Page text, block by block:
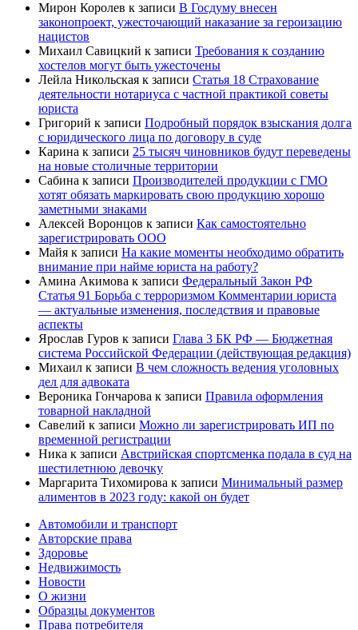
Мирон Королев к записи В Госдуму внесен
законопроект, ужесточающий наказание за героизацию
нацистов
Михаил Савицкий к записи Требования к созданию
хостелов могут быть ужесточены
Лейла Никольская к записи Статья 18 Страхование
деятельности нотариуса с частной практикой советы
юриста
Григорий к записи Подробный порядок взыскания долга
с юридического лица по договору в суде
Карина к записи 25 тысяч чиновников будут переведены
на новые столичные территории
Сабина к записи Производителей продукции с ГМО
хотят обязать маркировать свою продукцию хорошо
заметными знаками
Алексей Воронцов к записи Как самостоятельно
зарегистрировать ООО
Майя к записи На какие моменты необходимо обратить
внимание при найме юриста на работу?
Амина Акимова к записи Федеральный Закон РФ
Статья 91 Борьба с терроризмом Комментарии юриста
— актуальные изменения, последствия и правовые
аспекты
Ярослав Гуров к записи Глава 3 БК РФ — Бюджетная
система Российской Федерации (действующая редакция)
Михаил к записи В чем сложность ведения уголовных
дел для адвоката
Вероника Гончарова к записи Правила оформления
товарной накладной
Савелий к записи Можно ли зарегистрировать ИП по
временной регистрации
Ника к записи Австрийская спортсменка подала в суд на
шестилетнюю девочку
Маргарита Тихомирова к записи Минимальный размер
алиментов в 2023 году: какой он будет
Автомобили и транспорт
Авторские права
Здоровье
Недвижимость
Новости
О жизни
Образцы документов
Права потребителя